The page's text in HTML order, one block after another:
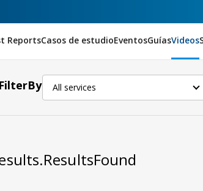
ReportsCasos de estudioEventosGuíasVideos
All services